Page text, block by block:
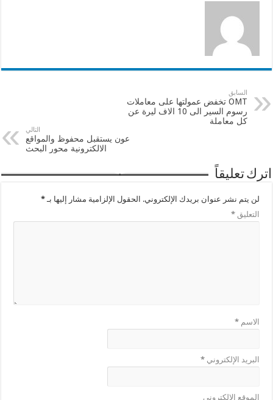
السابق
OMT تخفض عمولتها على معاملات
رسوم السير الى 10 الاف ليرة عن
كل معاملة
التالي
عون يستقبل محفوظ والمواقع
الالكترونية محور البحث
اترك تعليقاً
لن يتم نشر عنوان بريدك الإلكتروني. الحقول الإلزامية مشار إليها بـ*
التعليق*
الاسم*
البريد الإلكتروني*
الموقع الإلكتروني